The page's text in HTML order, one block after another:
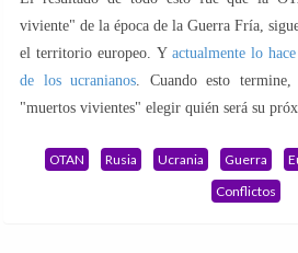
viviente" de la época de la Guerra Fría,
el territorio europeo. Y actualmente lo
de los ucranianos . Cuando esto
"muertos vivientes" elegir quién será su
OTAN Rusia Ucrania Guerra
Conflictos